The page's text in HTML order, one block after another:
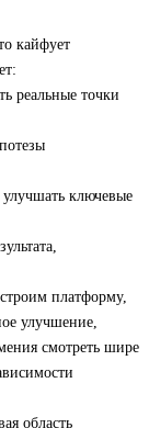
кайфует
реальные точки
ключевые
платформу,
улучшение,
смотреть шире
область